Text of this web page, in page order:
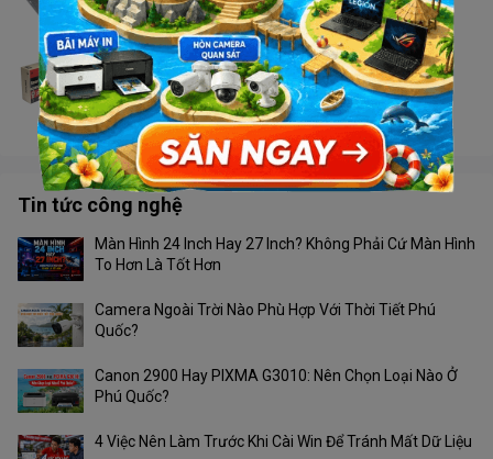
Liên hệ
Nguồn Golden SmartCore SMC3500 350W
Liên hệ
Tin tức công nghệ
Màn Hình 24 Inch Hay 27 Inch? Không Phải Cứ Màn Hình
To Hơn Là Tốt Hơn
Camera Ngoài Trời Nào Phù Hợp Với Thời Tiết Phú
Quốc?
Canon 2900 Hay PIXMA G3010: Nên Chọn Loại Nào Ở
Phú Quốc?
4 Việc Nên Làm Trước Khi Cài Win Để Tránh Mất Dữ Liệu